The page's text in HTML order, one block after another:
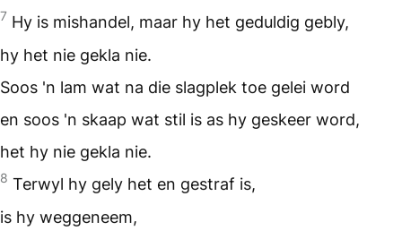
7 Hy is mishandel, maar hy het geduldig gebly,
hy het nie gekla nie.
Soos 'n lam wat na die slagplek toe gelei word
en soos 'n skaap wat stil is as hy geskeer word,
het hy nie gekla nie.
8 Terwyl hy gely het en gestraf is,
is hy weggeneem,